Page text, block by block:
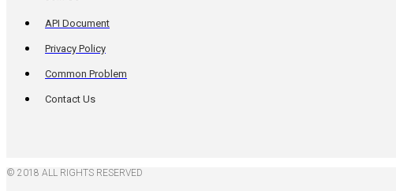
API Document
Privacy Policy
Common Problem
Contact Us
© 2018 ALL RIGHTS RESERVED​